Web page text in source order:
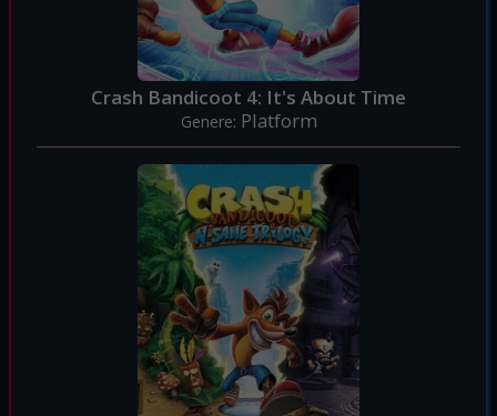
Crash Bandicoot 4: It's About Time
Genere: Platform